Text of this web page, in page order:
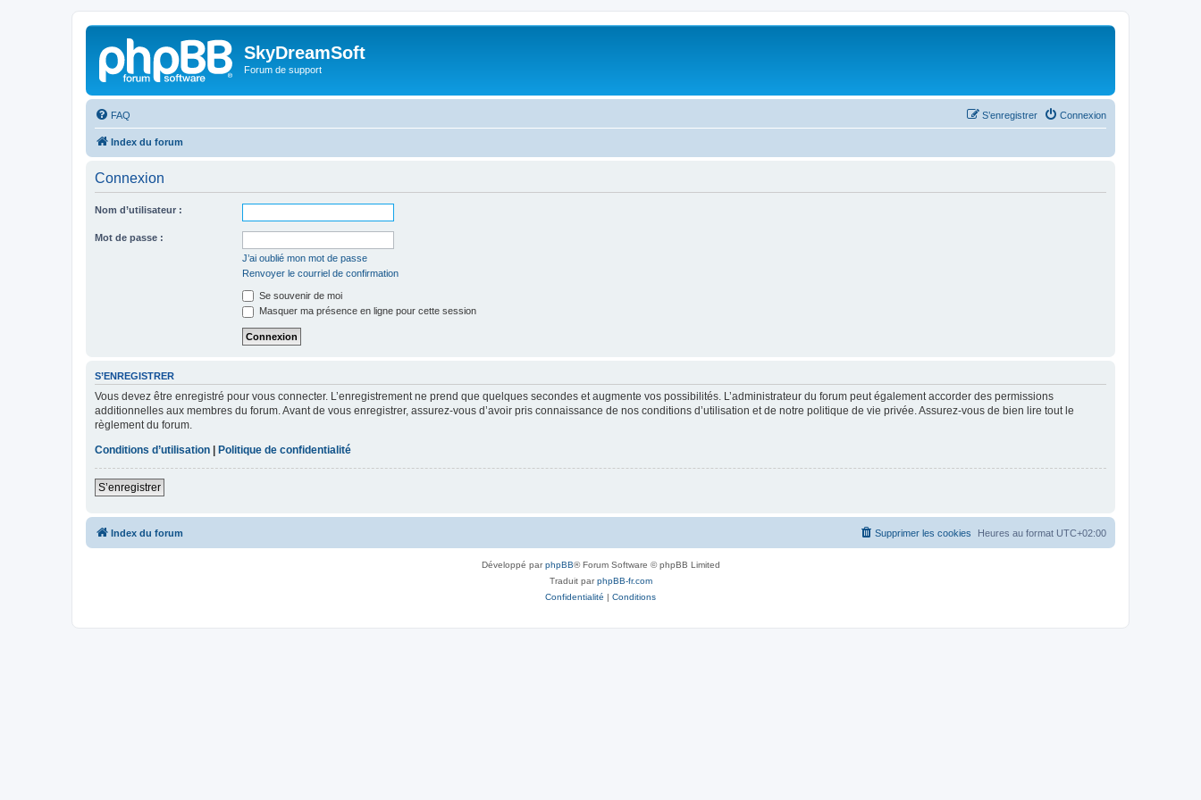
SkyDreamSoft
Forum de support
FAQ Connexion
S’enregistrer
Index du forum
Connexion
Nom d’utilisateur :
Mot de passe :
J’ai oublié mon mot de passe
Renvoyer le courriel de confirmation
Se souvenir de moi
Masquer ma présence en ligne pour cette session
S’ENREGISTRER
Vous devez être enregistré pour vous connecter. L’enregistrement ne prend que quelques secondes et augmente vos possibilités. L’administrateur du forum peut également accorder des permissions
additionnelles aux membres du forum. Avant de vous enregistrer, assurez-vous d’avoir pris connaissance de nos conditions d’utilisation et de notre politique de vie privée. Assurez-vous de bien lire tout le
règlement du forum.
Conditions d’utilisation
Politique de confidentialité
S’enregistrer
Index du forum Heures au format UTC+02:00
Supprimer les cookies
Développé parphpBB® Forum Software © phpBB Limited
Traduit parphpBB-fr.com
Confidentialité | Conditions